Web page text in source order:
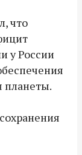
что
у России
планеты.